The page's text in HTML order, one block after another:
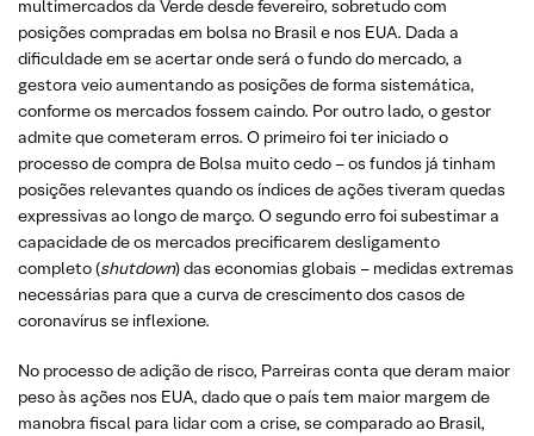
multimercados da Verde desde fevereiro, sobretudo com
posições compradas em bolsa no Brasil e nos EUA. Dada a
dificuldade em se acertar onde será o fundo do mercado, a
gestora veio aumentando as posições de forma sistemática,
conforme os mercados fossem caindo. Por outro lado, o gestor
admite que cometeram erros. O primeiro foi ter iniciado o
processo de compra de Bolsa muito cedo – os fundos já tinham
posições relevantes quando os índices de ações tiveram quedas
expressivas ao longo de março. O segundo erro foi subestimar a
capacidade de os mercados precificarem desligamento
completo (shutdown) das economias globais – medidas extremas
necessárias para que a curva de crescimento dos casos de
coronavírus se inflexione.
No processo de adição de risco, Parreiras conta que deram maior
peso às ações nos EUA, dado que o país tem maior margem de
manobra fiscal para lidar com a crise, se comparado ao Brasil,